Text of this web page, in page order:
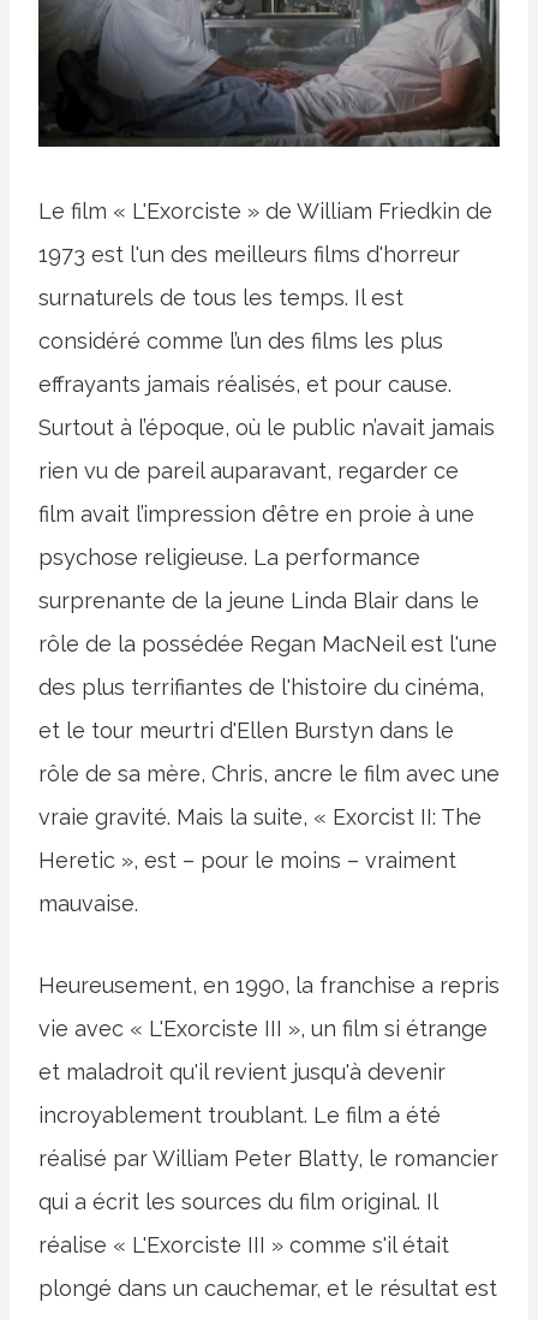
Le film « L'Exorciste » de William Friedkin de
1973 est l'un des meilleurs films d'horreur
surnaturels de tous les temps. Il est
considéré comme l’un des films les plus
effrayants jamais réalisés, et pour cause.
Surtout à l’époque, où le public n’avait jamais
rien vu de pareil auparavant, regarder ce
film avait l’impression d’être en proie à une
psychose religieuse. La performance
surprenante de la jeune Linda Blair dans le
rôle de la possédée Regan MacNeil est l'une
des plus terrifiantes de l'histoire du cinéma,
et le tour meurtri d'Ellen Burstyn dans le
rôle de sa mère, Chris, ancre le film avec une
vraie gravité. Mais la suite, « Exorcist II: The
Heretic », est – pour le moins – vraiment
mauvaise.
Heureusement, en 1990, la franchise a repris
vie avec « L'Exorciste III », un film si étrange
et maladroit qu'il revient jusqu'à devenir
incroyablement troublant. Le film a été
réalisé par William Peter Blatty, le romancier
qui a écrit les sources du film original. Il
réalise « L'Exorciste III » comme s'il était
plongé dans un cauchemar, et le résultat est